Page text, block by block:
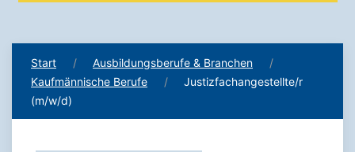
Start
Ausbildungsberufe & Branchen
Kaufmännische Berufe
Justizfachangestellte/r
(m/w/d)